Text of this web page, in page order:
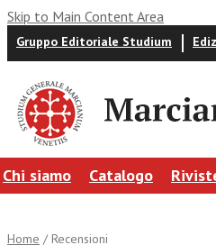
Skip to Main Content Area
Gruppo Editoriale Studium
Chi siamo Catalogo
Home / Recensioni